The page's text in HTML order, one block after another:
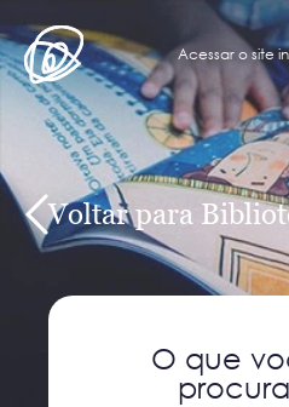
Acessar o site
Voltar para
O que